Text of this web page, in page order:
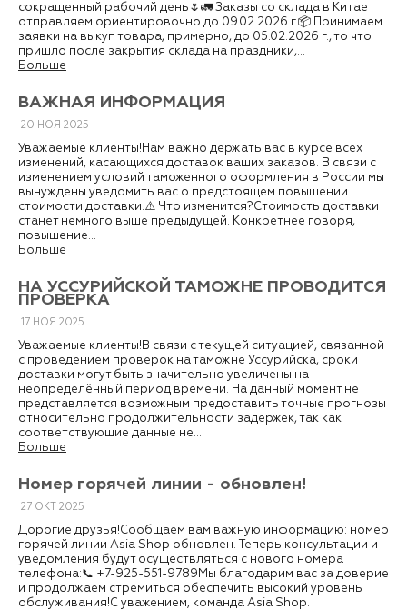
сокращенный рабочий день🌷🚛 Заказы со склада в Китае
отправляем ориентировочно до 09.02.2026 г.📦 Принимаем
заявки на выкуп товара, примерно, до 05.02.2026 г., то что
пришло после закрытия склада на праздники,...
Больше
20 НОЯ 2025
ВАЖНАЯ ИНФОРМАЦИЯ
Уважаемые клиенты!Нам важно держать вас в курсе всех
изменений, касающихся доставок ваших заказов. В связи с
изменением условий таможенного оформления в России мы
вынуждены уведомить вас о предстоящем повышении
стоимости доставки.⚠️ Что изменится?Стоимость доставки
станет немного выше предыдущей. Конкретнее говоря,
повышение...
Больше
17 НОЯ 2025
НА УССУРИЙСКОЙ ТАМОЖНЕ ПРОВОДИТСЯ
ПРОВЕРКА
Уважаемые клиенты!В связи с текущей ситуацией, связанной
с проведением проверок на таможне Уссурийска, сроки
доставки могут быть значительно увеличены на
неопределённый период времени. На данный момент не
представляется возможным предоставить точные прогнозы
относительно продолжительности задержек, так как
соответствующие данные не...
Больше
27 ОКТ 2025
Номер горячей линии - обновлен!
Дорогие друзья!Сообщаем вам важную информацию: номер
горячей линии Asia Shop обновлен. Теперь консультации и
уведомления будут осуществляться с нового номера
телефона:📞 +7-925-551-9789Мы благодарим вас за доверие
и продолжаем стремиться обеспечить высокий уровень
обслуживания!С уважением, команда Asia Shop.